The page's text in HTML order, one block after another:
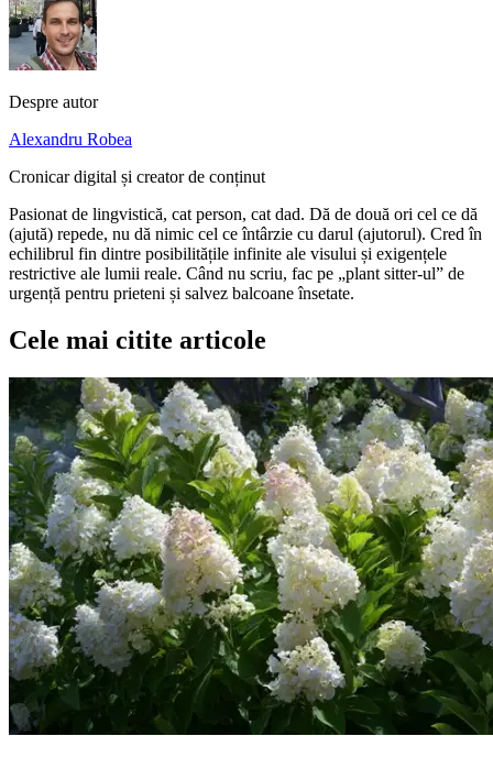
Despre autor
Alexandru Robea
Cronicar digital și creator de conținut
Pasionat de lingvistică, cat person, cat dad. Dă de două ori cel ce dă
(ajută) repede, nu dă nimic cel ce întârzie cu darul (ajutorul). Cred în
echilibrul fin dintre posibilitățile infinite ale visului și exigențele
restrictive ale lumii reale. Când nu scriu, fac pe „plant sitter-ul” de
urgență pentru prieteni și salvez balcoane însetate.
Cele mai citite articole